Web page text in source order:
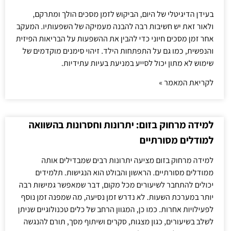
בעידן הדיגיטלי של היום, הביקוש לזמן מסכים הולך ומתרקם,
ולאור זאת יש חשיבות רבה להבנה מעמיקה של השפעותיו. המעקב
אחר זמן מסכים חיוני כדי להבין את ההשפעות על הבריאות הפיזית
והנפשית, כמו גם על התפתחות הילד. זיהוי סימנים מוקדמים של
שימוש לא מתון יכול לסייע במניעת בעיות עתידיות.
לקריאת המאמר »
למידה מרחוק בזום: יתרונות וחסרונות בהשוואה
למודלים מסורתיים
למידה מרחוק בזום מציעה יתרונות רבים שמבדילים אותה
ממודלים מסורתיים. הראשון והבולט הוא הנגישות. תלמידים
יכולים להתחבר לשיעורים מכל מקום, דבר שמאפשר גמישות רבה
יותר במערכת השעות. לא נדרש זמן נסיעה, מה שמפנה זמן נוסף
לפעילויות אחרות. כמו כן, המגוון הרחב של כלים טכנולוגיים שניתן
לשלב בשיעורים, כגון מצגות, סקרים ושיתוף מסך, תורם להנגשה